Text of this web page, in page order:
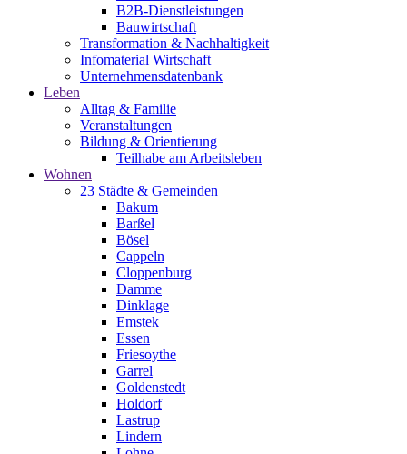
B2B-Dienstleistungen
Bauwirtschaft
Transformation & Nachhaltigkeit
Infomaterial Wirtschaft
Unternehmensdatenbank
Leben
Alltag & Familie
Veranstaltungen
Bildung & Orientierung
Teilhabe am Arbeitsleben
Wohnen
23 Städte & Gemeinden
Bakum
Barßel
Bösel
Cappeln
Cloppenburg
Damme
Dinklage
Emstek
Essen
Friesoythe
Garrel
Goldenstedt
Holdorf
Lastrup
Lindern